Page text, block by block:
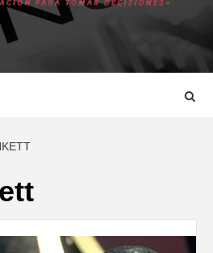
DECISIONES